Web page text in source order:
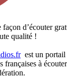
d’écouter
qualité !
est un portail
françaises à